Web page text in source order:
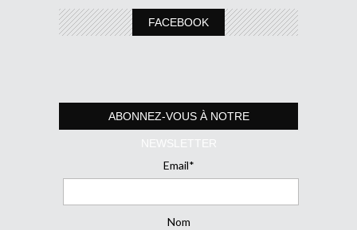
FACEBOOK
ABONNEZ-VOUS À NOTRE
NEWSLETTER
Email*
Nom